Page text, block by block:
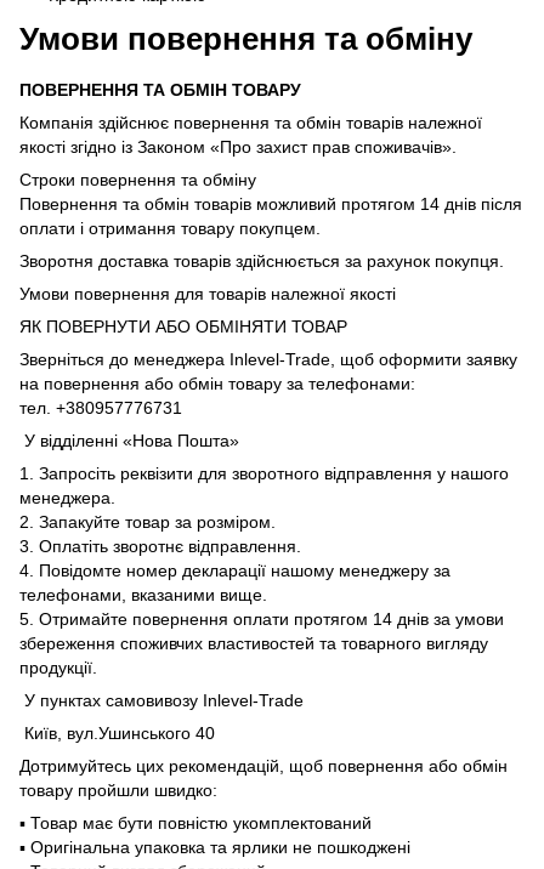
Умови повернення та обміну
ПОВЕРНЕННЯ ТА ОБМІН ТОВАРУ
Компанія здійснює повернення та обмін товарів належної
якості згідно із Законом «Про захист прав споживачів».
Строки повернення та обміну
Повернення та обмін товарів можливий протягом 14 днів після
оплати і отримання товару покупцем.
Зворотня доставка товарів здійснюється за рахунок покупця.
Умови повернення для товарів належної якості
ЯК ПОВЕРНУТИ АБО ОБМІНЯТИ ТОВАР
Зверніться до менеджера Inlevel-Trade, щоб оформити заявку
на повернення або обмін товару за телефонами:
тел. +380957776731
У відділенні «Нова Пошта»
1. Запросіть реквізити для зворотного відправлення у нашого
менеджера.
2. Запакуйте товар за розміром.
3. Оплатіть зворотнє відправлення.
4. Повідомте номер декларації нашому менеджеру за
телефонами, вказаними вище.
5. Отримайте повернення оплати протягом 14 днів за умови
збереження споживчих властивостей та товарного вигляду
продукції.
У пунктах самовивозу Inlevel-Trade
Київ, вул.Ушинського 40
Дотримуйтесь цих рекомендацій, щоб повернення або обмін
товару пройшли швидко:
▪️ Товар має бути повністю укомплектований
▪️ Оригінальна упаковка та ярлики не пошкоджені